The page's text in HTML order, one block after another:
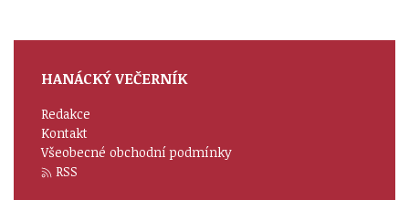
HANÁCKÝ VEČERNÍK
Redakce
Kontakt
Všeobecné obchodní podmínky
RSS